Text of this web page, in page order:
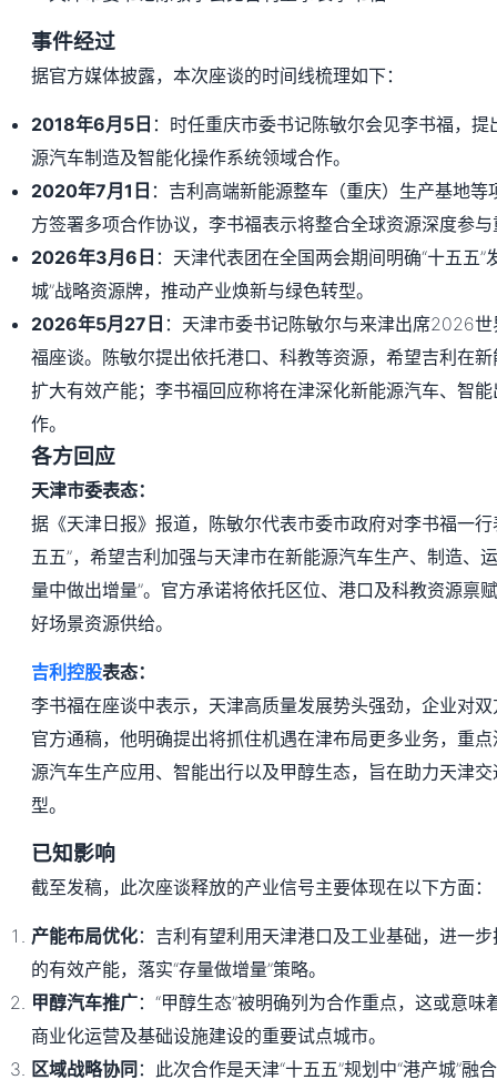
事件经过
据官方媒体披露，本次座谈的时间线梳理如下：
2018年6月5日 ：时任重庆市委书记陈敏尔会见李书福，
源汽车制造及智能化操作系统领域合作。
2020年7月1日 ：吉利高端新能源整车（重庆）生产基地
方签署多项合作协议，李书福表示将整合全球资源深度参
2026年3月6日 ：天津代表团在全国两会期间明确“十五五”
城”战略资源牌，推动产业焕新与绿色转型。
2026年5月27日 ：天津市委书记陈敏尔与来津出席2026
福座谈。陈敏尔提出依托港口、科教等资源，希望吉利在
扩大有效产能；李书福回应称将在津深化新能源汽车、智
作。
各方回应
天津市委表态：
据《天津日报》报道，陈敏尔代表市委市政府对李书福一
五五”，希望吉利加强与天津市在新能源汽车生产、制造、
量中做出增量”。官方承诺将依托区位、港口及科教资源禀
好场景资源供给。
吉利控股表态：
李书福在座谈中表示，天津高质量发展势头强劲，企业对
官方通稿，他明确提出将抓住机遇在津布局更多业务，重
源汽车生产应用、智能出行以及甲醇生态，旨在助力天津
型。
已知影响
截至发稿，此次座谈释放的产业信号主要体现在以下方面：
产能布局优化：吉利有望利用天津港口及工业基础，进一
的有效产能，落实“存量做增量”策略。
甲醇汽车推广：“甲醇生态”被明确列为合作重点，这或意
商业化运营及基础设施建设的重要试点城市。
区域战略协同 ：此次合作是天津“十五五”规划中“港产城”融